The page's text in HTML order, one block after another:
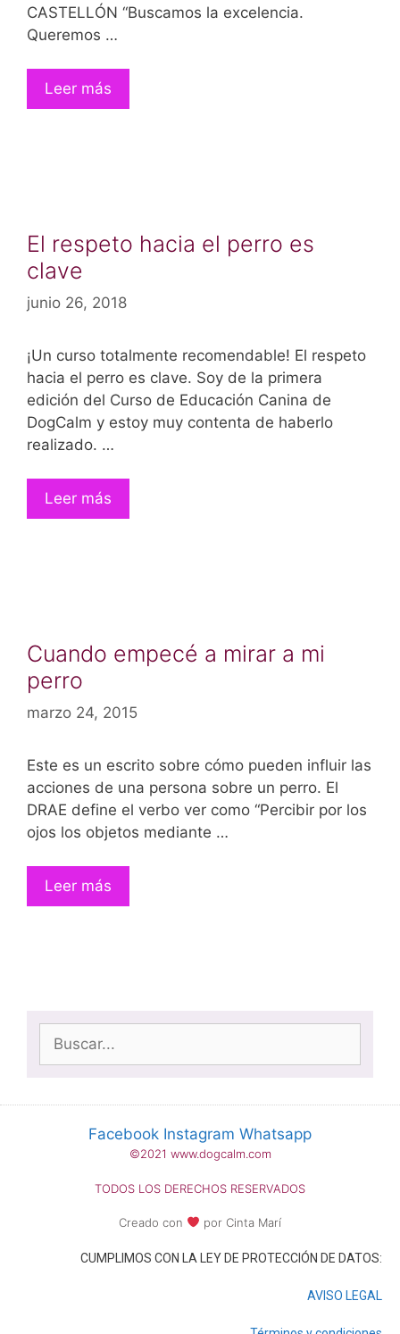
CASTELLÓN “Buscamos la excelencia.
Queremos …
Leer más
El respeto hacia el perro es
clave
junio 26, 2018
¡Un curso totalmente recomendable! El respeto
hacia el perro es clave. Soy de la primera
edición del Curso de Educación Canina de
DogCalm y estoy muy contenta de haberlo
realizado. …
Leer más
Cuando empecé a mirar a mi
perro
marzo 24, 2015
Este es un escrito sobre cómo pueden influir las
acciones de una persona sobre un perro. El
DRAE define el verbo ver como “Percibir por los
ojos los objetos mediante …
Leer más
Buscar:
Facebook Instagram Whatsapp
©2021 www.dogcalm.com
TODOS LOS DERECHOS RESERVADOS
Creado con por Cinta Marí
CUMPLIMOS CON LA LEY DE PROTECCIÓN DE DATOS:
AVISO LEGAL